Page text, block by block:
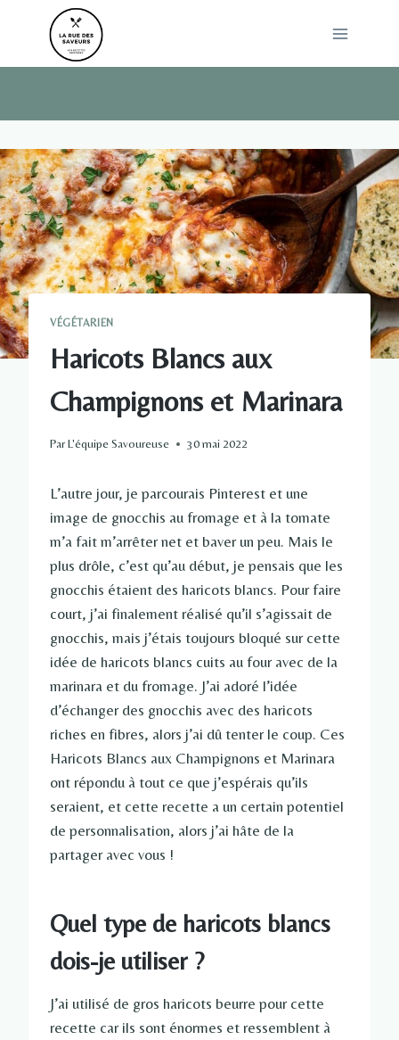
VÉGÉTARIEN
Haricots Blancs aux
Champignons et Marinara
ParL'équipe Savoureuse 30 mai 2022
L’autre jour, je parcourais Pinterest et une
image de gnocchis au fromage et à la tomate
m’a fait m’arrêter net et baver un peu. Mais le
plus drôle, c’est qu’au début, je pensais que les
gnocchis étaient des haricots blancs. Pour faire
court, j’ai finalement réalisé qu’il s’agissait de
gnocchis, mais j’étais toujours bloqué sur cette
idée de haricots blancs cuits au four avec de la
marinara et du fromage. J’ai adoré l’idée
d’échanger des gnocchis avec des haricots
riches en fibres, alors j’ai dû tenter le coup. Ces
Haricots Blancs aux Champignons et Marinara
ont répondu à tout ce que j’espérais qu’ils
seraient, et cette recette a un certain potentiel
de personnalisation, alors j’ai hâte de la
partager avec vous !
Quel type de haricots blancs
dois-je utiliser ?
J’ai utilisé de gros haricots beurre pour cette
recette car ils sont énormes et ressemblent à